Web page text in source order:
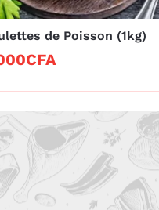
de Poisson (1kg)
CFA
CFA